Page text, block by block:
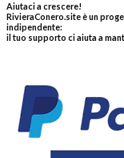
Aiutaci a crescere!
RivieraConero.site è un
indipendente:
il tuo supporto ci aiuta a